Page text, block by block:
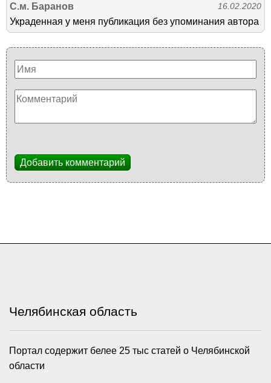
С.м. Баранов 16.02.2020
Украденная у меня публикация без упоминания автора
Добавить комментарий
Челябинская область
Портал содержит белее 25 тыс статей о Челябинской
области